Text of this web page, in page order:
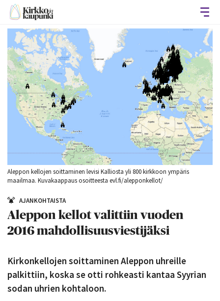
Aleppon kellojen soittaminen levisi Kalliosta yli 800 kirkkoon ympäris
maailmaa. Kuvakaappaus osoitteesta evl.fi/alepponkellot/
AJANKOHTAISTA
Aleppon kellot valittiin vuoden
2016 mahdollisuusviestijäksi
Kirkonkellojen soittaminen Aleppon uhreille
palkittiin, koska se otti rohkeasti kantaa Syyrian
sodan uhrien kohtaloon.